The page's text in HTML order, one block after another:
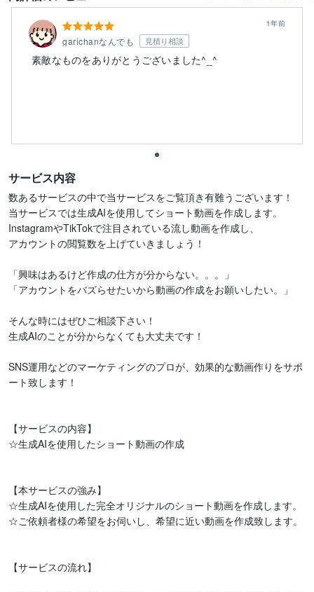
garichanなんでも 見積り相談
1年前
素敵なものをありがとうございました^_^
サービス内容
数あるサービスの中で当サービスをご覧頂き有難うございます！
当サービスでは生成AIを使用してショート動画を作成します。
InstagramやTikTokで注目されている流し動画を作成し、
アカウントの閲覧数を上げていきましょう！
「興味はあるけど作成の仕方が分からない。。。」
「アカウントをバズらせたいから動画の作成をお願いしたい。」
そんな時にはぜひご相談下さい！
生成AIのことが分からなくても大丈夫です！
SNS運用などのマーケティングのプロが、効果的な動画作りをサポ
ート致します！
【サービスの内容】
☆生成AIを使用したショート動画の作成
【本サービスの強み】
☆生成AIを使用した完全オリジナルのショート動画を作成します。
☆ご依頼者様の希望をお伺いし、希望に近い動画を作成致します。
【サービスの流れ】